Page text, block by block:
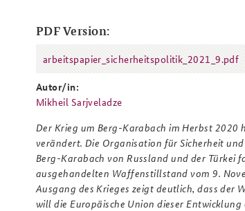
Praktika an der
Arbeitskreis "Junge
PDF Version:
arbeitspapier_sicherheitspolitik_2021_9.pdf
Autor/in:
Mikheil Sarjveladze
Der Krieg um Berg-Karabach im Herbst 2020
verändert. Die Organisation für Sicherheit
Berg-Karabach von Russland und der Türkei
ausgehandelten Waffenstillstand vom 9.
Ausgang des Krieges zeigt deutlich, dass der
will die Europäische Union dieser Entwicklung